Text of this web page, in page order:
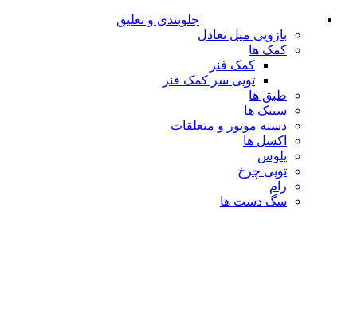
جلوبندی و تعلیق
بازویی میل تعادل
کمک ها
کمک فنر
توپی سر کمک فنر
طبق ها
سیبک ها
دسته موتور و متعلقات
اکسل ها
پلوس
توپی چرخ
رام
سگ دست ها